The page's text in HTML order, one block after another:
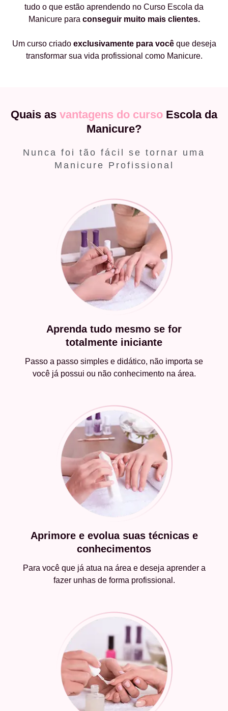
tudo o que estão aprendendo no Curso Escola da
Manicure para conseguir muito mais clientes.
Um curso criado exclusivamente para vocêque deseja
transformar sua vida profissional como Manicure.
Quais as vantagens do curso Escola da
Manicure?
Nunca foi tão fácil se tornar uma
Manicure Profissional
Aprenda tudo mesmo se for
totalmente iniciante
Passo a passo simples e didático, não importa se
você já possui ou não conhecimento na área.
Aprimore e evolua suas técnicas e
conhecimentos
Para você que já atua na área e deseja aprender a
fazer unhas de forma profissional.